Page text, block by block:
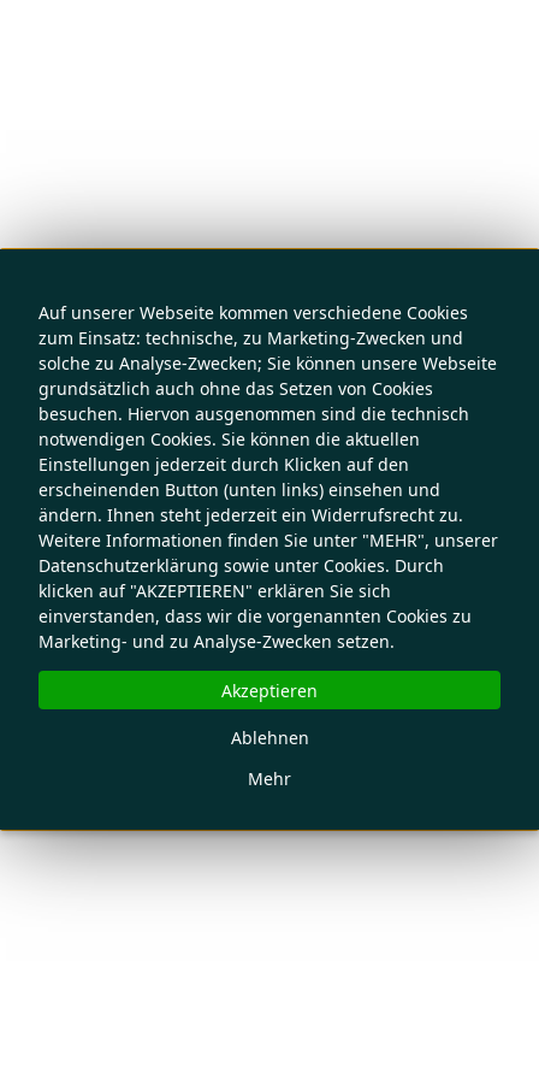
Auf unserer Webseite kommen verschiedene Cookies
zum Einsatz: technische, zu Marketing-Zwecken und
solche zu Analyse-Zwecken; Sie können unsere Webseite
grundsätzlich auch ohne das Setzen von Cookies
besuchen. Hiervon ausgenommen sind die technisch
notwendigen Cookies. Sie können die aktuellen
Einstellungen jederzeit durch Klicken auf den
erscheinenden Button (unten links) einsehen und
ändern. Ihnen steht jederzeit ein Widerrufsrecht zu.
Weitere Informationen finden Sie unter "MEHR", unserer
Datenschutzerklärung sowie unter Cookies. Durch
klicken auf "AKZEPTIEREN" erklären Sie sich
einverstanden, dass wir die vorgenannten Cookies zu
Marketing- und zu Analyse-Zwecken setzen.
Mehr
Ablehnen
Akzeptieren